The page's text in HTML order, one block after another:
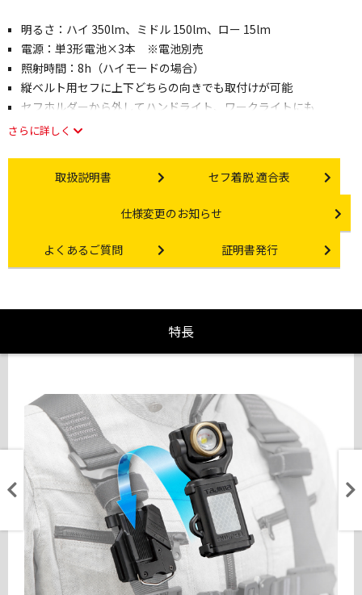
明るさ：ハイ 350lm、ミドル 150lm、ロー 15lm
電源：単3形電池×3本 ※電池別売
照射時間：8h（ハイモードの場合）
縦ベルト用セフに上下どちらの向きでも取付けが可能
セフホルダーから外してハンドライト、ワークライトにも
さらに詳しく
Instruction manual
取扱説明書 Other link
セフ着脱 適合表
Other link
仕様変更のお知らせ
Other link
よくあるご質問 Certificate Issuance
証明書発行
特長